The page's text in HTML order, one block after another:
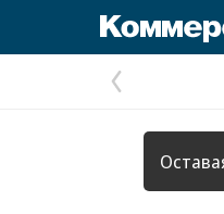
страница